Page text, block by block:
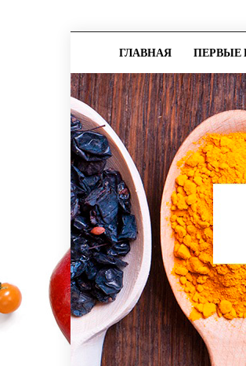
ГЛАВНАЯ ПЕРВЫЕ